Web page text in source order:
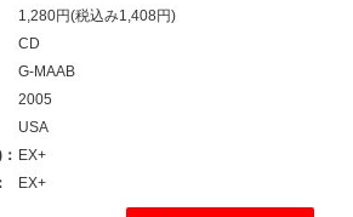
1,280円(税込み1,408円)
CD
G-MAAB
2005
USA
EX+
EX+